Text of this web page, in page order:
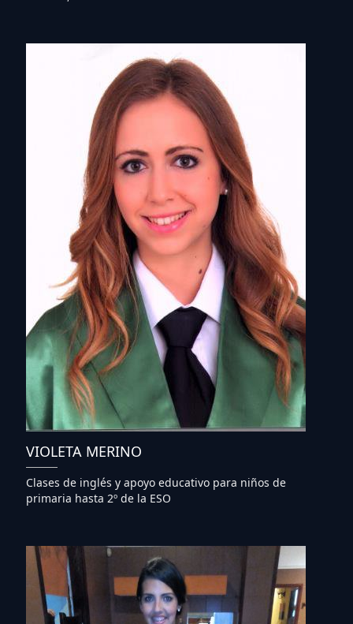
VIOLETA MERINO
Clases de inglés y apoyo educativo para niños de
primaria hasta 2º de la ESO